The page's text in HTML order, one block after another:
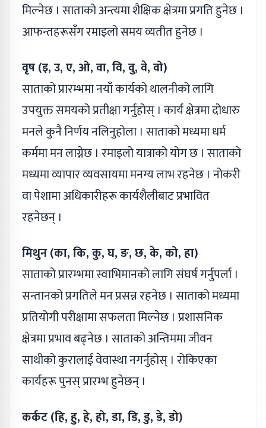
मिल्नेछ । साताको अन्त्यमा शैक्षिक क्षेत्रमा प्रगति हुनेछ ।
आफन्तहरूसँग रमाइलो समय व्यतीत हुनेछ ।
वृष (इ, उ, ए, ओ, वा, वि, वु, वे, वो)
साताको प्रारम्भमा नयाँ कार्यको थालनीको लागि
उपयुक्त समयको प्रतीक्षा गर्नुहोस् । कार्य क्षेत्रमा दोधारु
मनले कुनै निर्णय नलिनुहोला । साताको मध्यमा धर्म
कर्ममा मन लाग्नेछ । रमाइलो यात्राको योग छ । साताको
मध्यमा व्यापार व्यवसायमा मनग्य लाभ रहनेछ । नोकरी
वा पेशामा अधिकारीहरू कार्यशैलीबाट प्रभावित
रहनेछन् ।
मिथुन (का, कि, कु, घ, ङ, छ, के, को, हा)
साताको प्रारम्भमा स्वाभिमानको लागि संघर्ष गर्नुपर्ला ।
सन्तानको प्रगतिले मन प्रसन्न रहनेछ । साताको मध्यमा
प्रतियोगी परीक्षामा सफलता मिल्नेछ । प्रशासनिक
क्षेत्रमा प्रभाव बढ्नेछ । साताको अन्तिममा जीवन
साथीको कुरालाई वेवास्था नगर्नुहोस् । रोकिएका
कार्यहरू पुनस् प्रारम्भ हुनेछन् ।
कर्कट (हि, हु, हे, हो, डा, डि, डु, डे, डो)